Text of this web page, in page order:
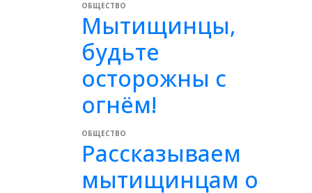
ОБЩЕСТВО
Мытищинцы,
будьте
осторожны с
огнём!
ОБЩЕСТВО
Рассказываем
мытищинцам о